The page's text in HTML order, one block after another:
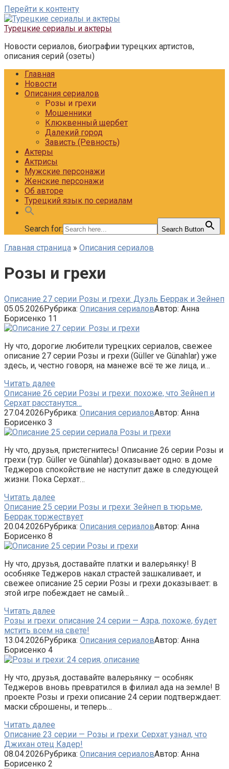
Перейти к контенту
Турецкие сериалы и актеры
Новости сериалов, биографии турецких артистов,
описания серий (озеты)
Главная
Новости
Описания сериалов
Розы и грехи
Мошенники
Клюквенный щербет
Далекий город
Зависть (Ревность)
Актеры
Актрисы
Мужские персонажи
Женские персонажи
Об авторе
Турецкий язык по сериалам
Search for: Search Button
Главная страница » Описания сериалов
Розы и грехи
Описание 27 серии Розы и грехи: Дуэль Беррак и Зейнеп
05.05.2026Рубрика: Описания сериаловАвтор: Анна
Борисенко 11
Ну что, дорогие любители турецких сериалов, свежее
описание 27 серии Розы и грехи (Güller ve Günahlar) уже
здесь, и, честно говоря, на манеже всё те же лица, и…
Читать далее
Описание 26 серии Розы и грехи: похоже, что Зейнеп и
Серхат расстанутся…
27.04.2026Рубрика: Описания сериаловАвтор: Анна
Борисенко 3
Ну что, друзья, пристегнитесь! Описание 26 серии Розы и
грехи (тур. Güller ve Günahlar) доказывает одно: в доме
Теджеров спокойствие не наступит даже в следующей
жизни. Пока Серхат…
Читать далее
Описание 25 серии Розы и грехи: Зейнеп в тюрьме,
Беррак торжествует
20.04.2026Рубрика: Описания сериаловАвтор: Анна
Борисенко 8
Ну что, друзья, доставайте платки и валерьянку! В
особняке Теджеров накал страстей зашкаливает, и
свежее описание 25 серии Розы и грехи доказывает: в
этой игре побеждает не самый…
Читать далее
Розы и грехи: описание 24 серии — Азра, похоже, будет
мстить всем на свете!
13.04.2026Рубрика: Описания сериаловАвтор: Анна
Борисенко 4
Ну что, друзья, доставайте валерьянку — особняк
Теджеров вновь превратился в филиал ада на земле! В
проекте Розы и грехи описание 24 серии подтверждает:
маски сброшены, и теперь…
Читать далее
Описание 23 серии — Розы и грехи: Серхат узнал, что
Джихан отец Кадер!
08.04.2026Рубрика: Описания сериаловАвтор: Анна
Борисенко 2